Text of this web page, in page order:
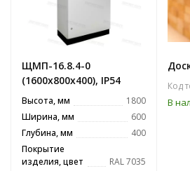
ЩМП-16.8.4-0
(1600х800х400), IP54
Высота, мм
1800
Ширина, мм
600
Глубина, мм
400
Покрытие
изделия, цвет
RAL 7035
Код
В